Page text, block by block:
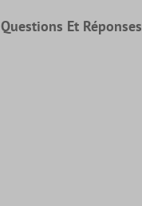
Questions Et Réponses